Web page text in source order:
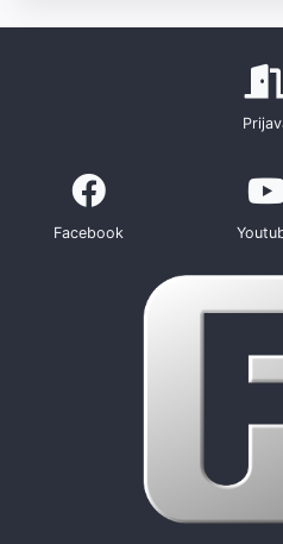
Facebook